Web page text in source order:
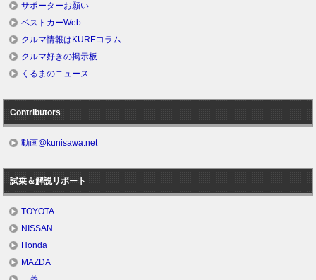
サポーターお願い
ベストカーWeb
クルマ情報はKUREコラム
クルマ好きの掲示板
くるまのニュース
Contributors
動画@kunisawa.net
試乗＆解説リポート
TOYOTA
NISSAN
Honda
MAZDA